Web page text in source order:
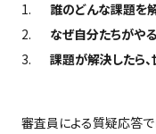
誰のどんな課題を
なぜ自分たちがや
課題が解決したら
審査員による質疑応答で